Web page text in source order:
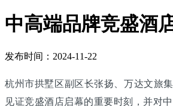
中高端品牌竞盛酒
发布时间：2024-11-22
杭州市拱墅区副区长张扬、万达文旅
见证竞盛酒店启幕的重要时刻，并对